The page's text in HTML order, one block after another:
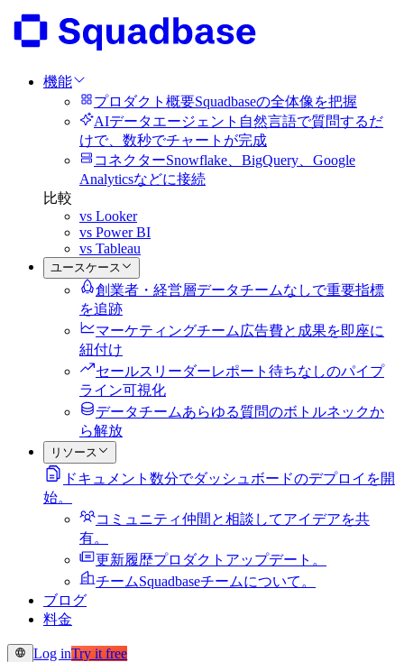
機能
プロダクト概要Squadbaseの全体像を把握
AIデータエージェント 自然言語で質問するだ
けで、数秒でチャートが完成
コネクターSnowflake、BigQuery、Google
Analyticsなどに接続
比較
vs Looker
vs Power BI
vs Tableau
ユースケース
創業者・経営層データチームなしで重要指標
を追跡
マーケティングチーム 広告費と成果を即座に
紐付け
セールスリーダーレポート待ちなしのパイプ
ライン可視化
データチームあらゆる質問のボトルネックか
ら解放
リソース
ドキュメント 数分でダッシュボードのデプロイを開
始。
コミュニティ仲間と相談してアイデアを共
有。
更新履歴プロダクトアップデート。
チームSquadbaseチームについて。
ブログ
料金
Log inTry it free